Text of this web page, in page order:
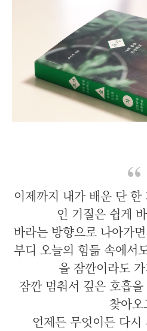
이제까지 내가 배운 단
인 기질은 쉽게
바라는 방향으로 나아가
부디 오늘의 힘듦 속에서
을 잠깐이라도
잠깐 멈춰서 깊은 호흡
찾아오
언제든 무엇이든 다